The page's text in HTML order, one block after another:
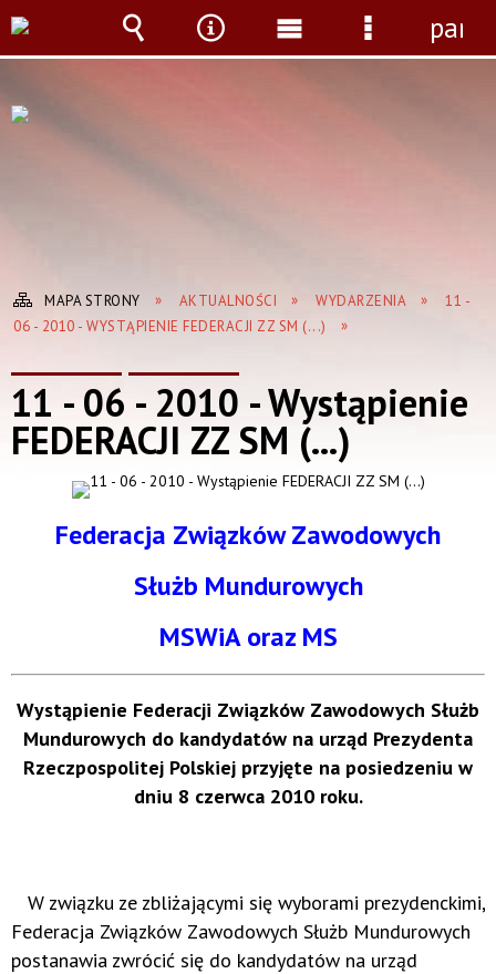
MAPA STRONY AKTUALNOŚCI WYDARZENIA
11 -
06 - 2010 - WYSTĄPIENIE FEDERACJI ZZ SM (...)
11 - 06 - 2010 - Wystąpienie
FEDERACJI ZZ SM (...)
Federacja Związków Zawodowych
Służb Mundurowych
MSWiA oraz MS
Wystąpienie Federacji Związków Zawodowych Służb
Mundurowych do kandydatów na urząd Prezydenta
Rzeczpospolitej Polskiej przyjęte na posiedzeniu w
dniu 8 czerwca 2010 roku.
W związku ze zbliżającymi się wyborami prezydenckimi,
Federacja Związków Zawodowych Służb Mundurowych
postanawia zwrócić się do kandydatów na urząd
Wyszukiwarka
Narzędzia
Menu
główne
Menu
panel